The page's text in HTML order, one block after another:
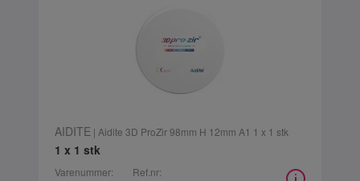
AIDITE | Aidite 3D ProZir 98mm H 12mm A1 1 x 1 stk
1 x 1 stk
Varenummer: Ref.nr: